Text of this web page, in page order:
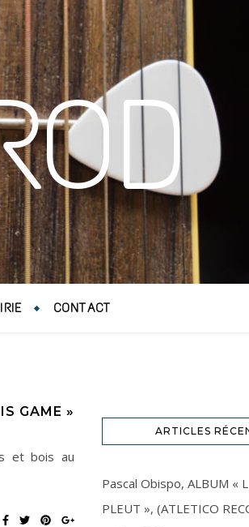
CONTACT
GAME »
et bois au
ARTICLES
Pascal Obispo, ALBUM «
PLEUT », (ATLETICO